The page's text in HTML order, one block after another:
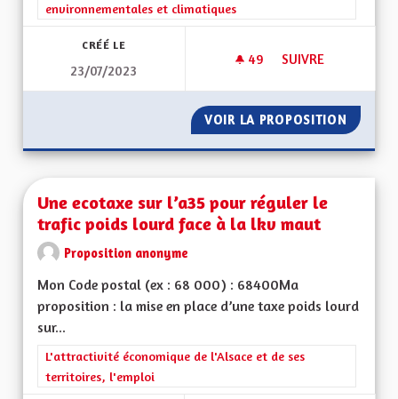
environnementales et climatiques
CRÉÉ LE
23/07/2023
49 49 ABONNÉS
SUIVRE
VOIR LA PROPOSITION
Une ecotaxe sur l’a35 pour réguler le
trafic poids lourd face à la lkv maut
Proposition anonyme
Mon Code postal (ex : 68 000) : 68400Ma
proposition : la mise en place d’une taxe poids lourd
sur...
Filtrer les résultats de la catégorie : L'attractivité
L'attractivité économique de l'Alsace et de ses
territoires, l'emploi